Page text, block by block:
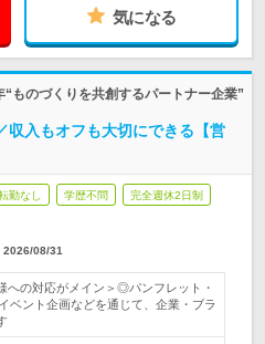
気になる
ものづくりを共創するパートナー企業”
収入もオフも大切にできる【営
勤なし 学歴不問 完全週休2日制
2026/08/31
への対応がメイン＞◎パンフレット・
ベント企画などを通じて、企業・ブラ